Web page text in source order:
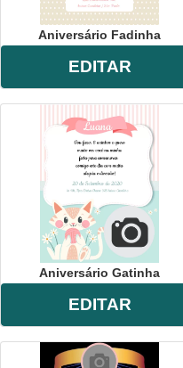
Aniversário Fadinha
EDITAR
Aniversário Gatinha
EDITAR